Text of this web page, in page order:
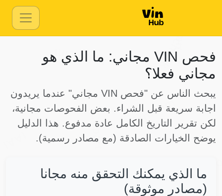
IAAI
Manheim
Copart Manheim
Autocheck
Copart
فحص VIN مجاني: ما الذي هو
مجاني فعلا؟
يبحث الناس عن "فحص VIN مجاني" عندما يريدون
اجابة سريعة قبل الشراء. بعض الفحوصات مجانية،
لكن تقرير التاريخ الكامل عادة مدفوع. هذا الدليل
يوضح الخيارات الصادقة (مع مصادر رسمية).
ما الذي يمكنك التحقق منه مجانا
(مصادر موثوقة)